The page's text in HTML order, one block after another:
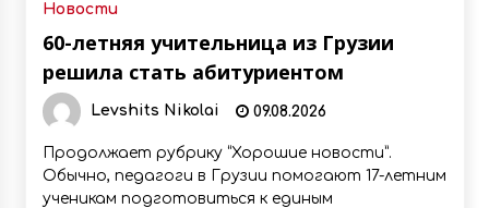
Новости
60-летняя учительница из Грузии
решила стать абитуриентом
Levshits Nikolai 09.08.2026
Продолжает рубрику “Хорошие новости”.
Обычно, педагоги в Грузии помогают 17-летним
ученикам подготовиться к единым